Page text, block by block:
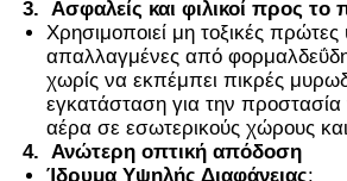
3. Ασφαλείς και φιλικοί προς το
Χρησιμοποιεί μη τοξικές πρώτες
απαλλαγμένες από φορμαλδεΰδη
χωρίς να εκπέμπει πικρές
εγκατάσταση για την προστασία
αέρα σε εσωτερικούς χώρους
4. Ανώτερη οπτική απόδοση
Ίδρυμα Υψηλής Διαφάνειας: